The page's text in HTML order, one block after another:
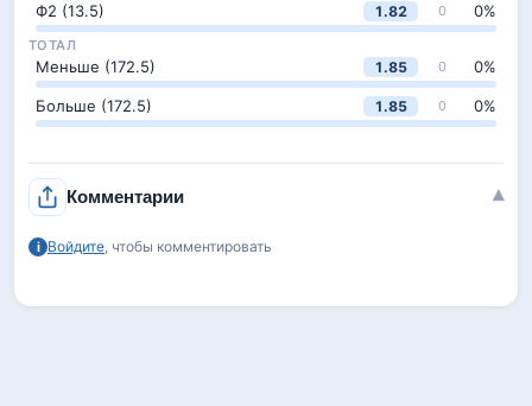
Ф2 (13.5) 1.82 0 0%
ТОТАЛ
Меньше (172.5) 1.85 0 0%
Больше (172.5) 1.85 0 0%
Комментарии ▾
i Войдите, чтобы комментировать